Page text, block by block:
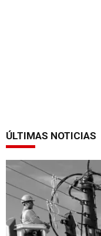
ÚLTIMAS NOTICIAS